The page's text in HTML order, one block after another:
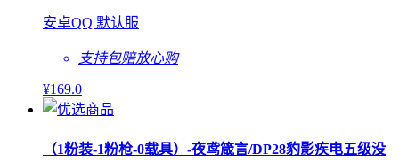
安卓QQ 默认服
支持包赔放心购
¥169.0
（1粉装-1粉枪-0载具）-夜鸢箴言/DP28豹影疾电五级没